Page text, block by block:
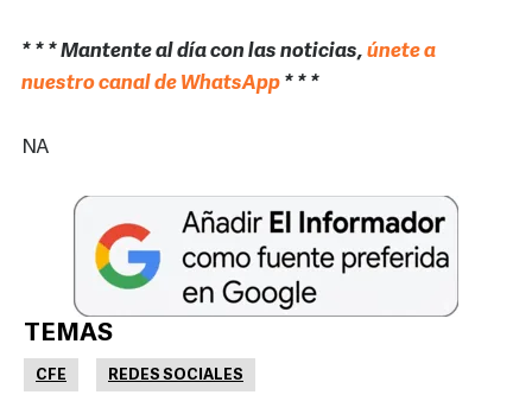
* * * Mantente al día con las noticias, únete a
nuestro canal de WhatsApp * * *
NA
TEMAS
CFE REDES SOCIALES